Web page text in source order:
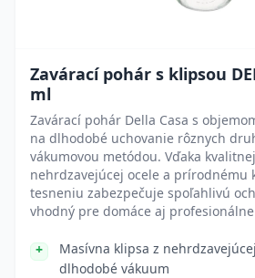
Zavárací pohár s klipsou
ml
Zavárací pohár Della Casa s
na dlhodobé uchovanie rôznych
vákumovou metódou. Vďaka
nehrdzavejúcej ocele a prírodnému
tesneniu zabezpečuje spoľahlivú
vhodný pre domáce aj
Masívna klipsa z
dlhodobé vákuum